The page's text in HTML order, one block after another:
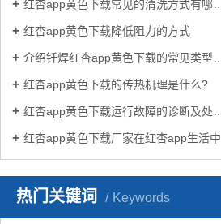
红杏app黄色下载常见的清洗方式有哪些？
红杏app黄色下载降低阻力的方式
介绍钎焊红杏app黄色下载的常见类型有哪些
红杏app黄色下载的传热机理是什么?
红杏app黄色下载运行故障的诊断及处理方法
红杏app黄色下载厂家在红杏app生活中有哪些作用？
热门关键词 Keywords